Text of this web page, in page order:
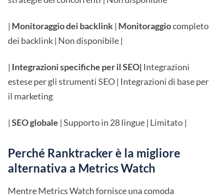
| Monitoraggio dei backlink | Monitoraggiocompleto
dei backlink | Non disponibile |
| Integrazioni specifiche per il SEO| Integrazioni
estese per gli strumenti SEO | Integrazioni di base per
il marketing
|SEO globale | Supporto in 28 lingue | Limitato |
Perché Ranktracker è la migliore
alternativa a Metrics Watch
Mentre Metrics Watch fornisce una comoda